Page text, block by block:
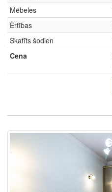
Mēbeles
Ērtības
Skatīts šodien
Cena